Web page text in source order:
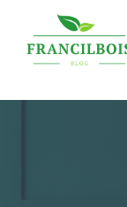
contenu